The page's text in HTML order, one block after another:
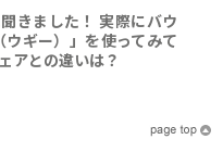
きました！ 実際にバウ
ギー）」を使ってみて
アとの違いは？